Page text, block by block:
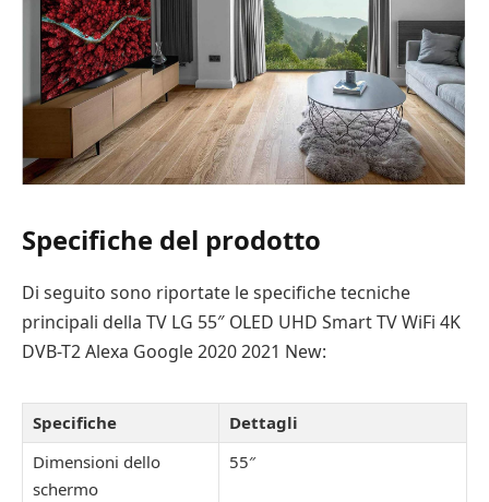
Specifiche del prodotto
Di seguito sono riportate le specifiche tecniche
principali della TV LG 55″ OLED UHD Smart TV WiFi 4K
DVB-T2 Alexa Google 2020 2021 New:
Specifiche
Dettagli
Dimensioni dello
schermo
55″